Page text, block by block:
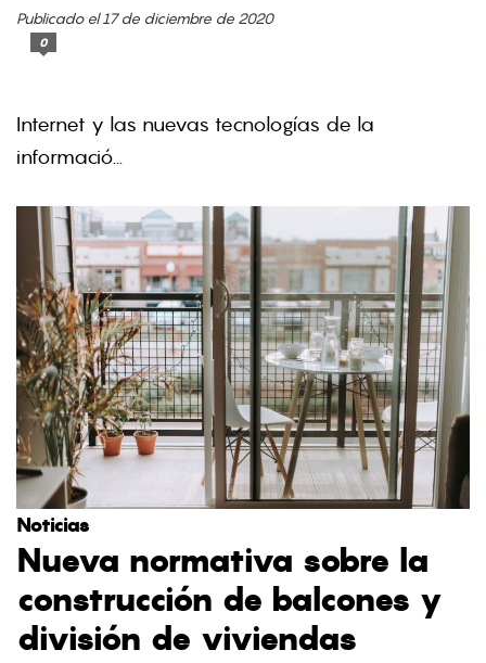
Publicado el 17 de diciembre de 2020
0
Internet y las nuevas tecnologías de la
informació...
Noticias
Nueva normativa sobre la
construcción de balcones y
división de viviendas